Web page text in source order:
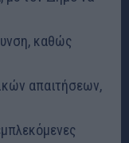
καθώς
απαιτήσεων,